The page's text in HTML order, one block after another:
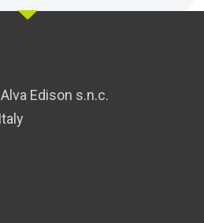
Edison s.n.c.